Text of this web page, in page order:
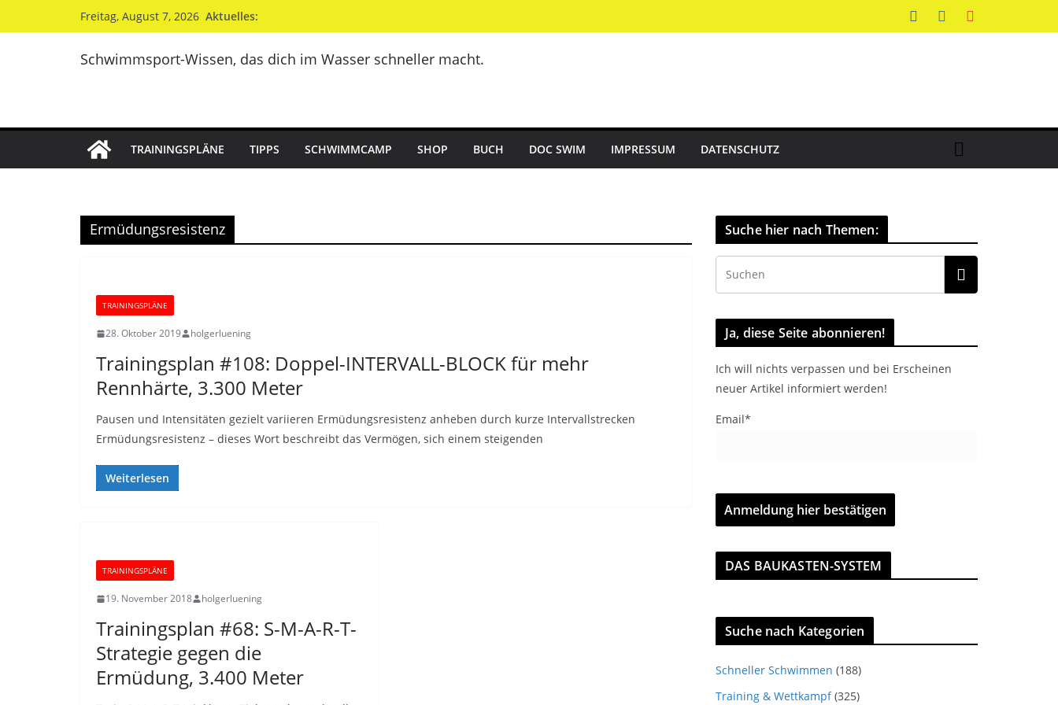
Inhalt
Freitag, August 7, 2026 Aktuelles:
Schwimmsport-Wissen, das dich im Wasser schneller macht.
TRAININGSPLÄNE TIPPS SCHWIMMCAMP SHOP BUCH DOC SWIM IMPRESSUM DATENSCHUTZ
Ermüdungsresistenz
TRAININGSPLÄNE
28. Oktober 2019 holgerluening
Trainingsplan #108: Doppel-INTERVALL-BLOCK für mehr
Rennhärte, 3.300 Meter
Pausen und Intensitäten gezielt variieren Ermüdungsresistenz anheben durch kurze Intervallstrecken
Ermüdungsresistenz – dieses Wort beschreibt das Vermögen, sich einem steigenden
Weiterlesen
TRAININGSPLÄNE
19. November 2018 holgerluening
Trainingsplan #68: S-M-A-R-T-
Strategie gegen die
Ermüdung, 3.400 Meter
Suche hier nach Themen:
Ja, diese Seite abonnieren!
Ich will nichts verpassen und bei Erscheinen
neuer Artikel informiert werden!
Email*
DAS BAUKASTEN-SYSTEM
Suche nach Kategorien
Schneller Schwimmen (188)
Training & Wettkampf(325)